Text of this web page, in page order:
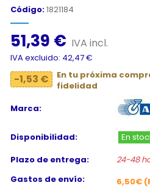
Código:1821184
51,39 € IVA incl.
IVA excluido: 42,47 €
-1,53 €
En tu próxima
fidelidad
Marca:
Disponibilidad:
En
Plazo de entrega:
24-48
Gastos de envío:
6,50€